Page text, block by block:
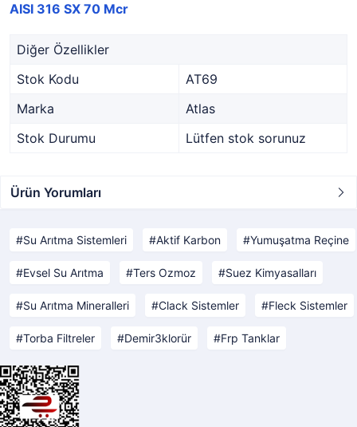
AISI 316 SX 70 Mcr
Diğer Özellikler
Stok Kodu
AT69
Marka
Atlas
Stok Durumu
Lütfen stok sorunuz
Ürün Yorumları
Su Arıtma Sistemleri Aktif Karbon Yumuşatma Reçine
Evsel Su Arıtma Ters Ozmoz Suez Kimyasalları
Su Arıtma Mineralleri Clack Sistemler Fleck Sistemler
Torba Filtreler Demir3klorür Frp Tanklar